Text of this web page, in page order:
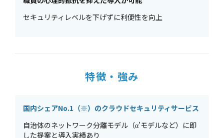
セキュリティレベルを下げずに利便性を向上
特徴・強み
国内シェアNo.1（※）のクラウドセキュリティサービス
自治体のネットワーク分離モデル（α’モデルなど）に即
した提案と導入実績あり